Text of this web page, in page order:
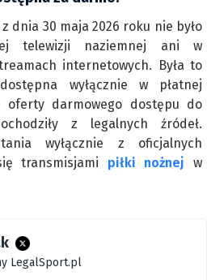
dnia 30 maja 2026 roku nie było
telewizji naziemnej ani w
internetowych. Była to
wyłącznie w płatnej
oferty darmowego dostępu do
z legalnych źródeł.
wyłącznie z oficjalnych
transmisjami piłki nożnej w
LegalSport.pl